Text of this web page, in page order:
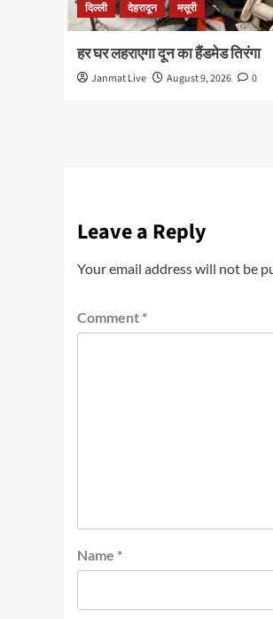
दिल्ली
देहरादून मसूरी
हर घर लहराएगा दून का हैंडमेड तिरंगा
Janmat Live August 9, 2026 0
Leave a Reply
Your email address will not be
Comment *
Name *